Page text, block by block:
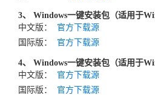
3、 Windows一键安装包（适用于
中文版：
官方下载源
国际版：
官方下载源
4、 Windows一键安装包（适用于
中文版：
官方下载源
国际版：
官方下载源